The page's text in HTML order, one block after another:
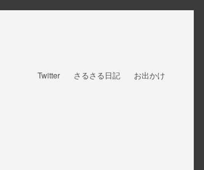
Twitter さるさる日記 お出かけ